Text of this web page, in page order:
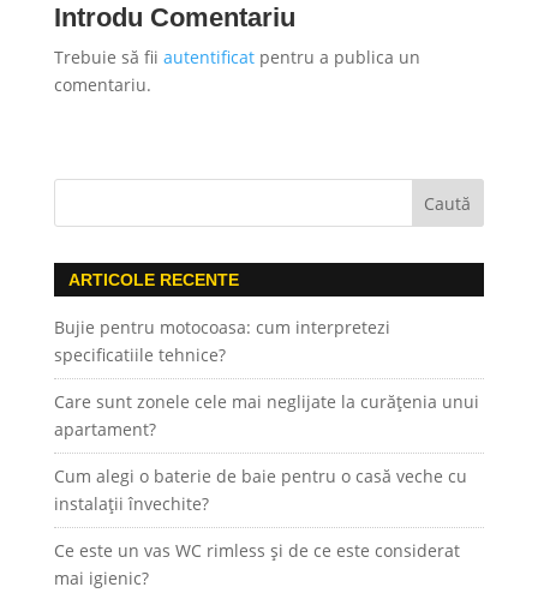
Introdu Comentariu
Trebuie să fii autentificatpentru a publica un
comentariu.
ARTICOLE RECENTE
Bujie pentru motocoasa: cum interpretezi
specificatiile tehnice?
Care sunt zonele cele mai neglijate la curățenia unui
apartament?
Cum alegi o baterie de baie pentru o casă veche cu
instalații învechite?
Ce este un vas WC rimless și de ce este considerat
mai igienic?